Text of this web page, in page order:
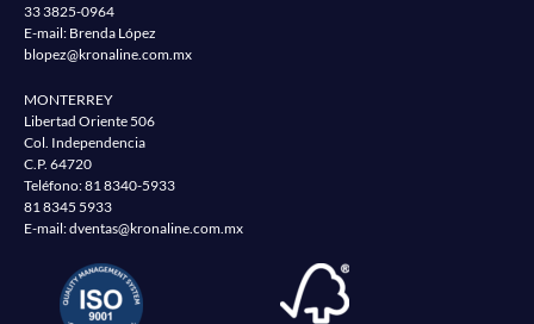
33 3825-0964
E-mail: Brenda López
blopez@kronaline.com.mx
MONTERREY
Libertad Oriente 506
Col. Independencia
C.P. 64720
Teléfono:81 8340-5933
81 8345 5933
E-mail:dventas@kronaline.com.mx